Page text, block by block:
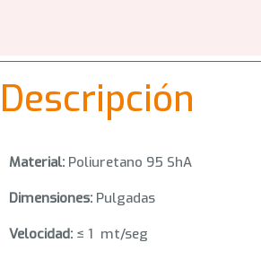
Descripción
Material: Poliuretano 95 ShA
Dimensiones: Pulgadas
Velocidad: ≤ 1 mt/seg